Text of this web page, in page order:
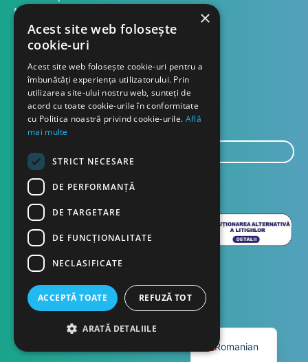
Modalitati plata
Formular retur
Contact
Despre noi
Blog
mail...
TRIMITE
Copyright © 2023 Dasco Distribution
Romanian
×
Acest site web folosește
cookie-uri
Acest site web folosește cookie-uri pentru a
îmbunătăți experiența utilizatorului. Prin
utilizarea site-ului nostru web, sunteți de
acord cu toate cookie-urile în conformitate
cu Politica noastră privind cookie-urile. Află
mai multe
STRICT NECESARE
DE PERFORMANȚĂ
DE TARGETARE
DE FUNCŢIONALITATE
NECLASIFICATE
ACCEPTĂ TOATE REFUZĂ TOT
ARATĂ DETALIILE